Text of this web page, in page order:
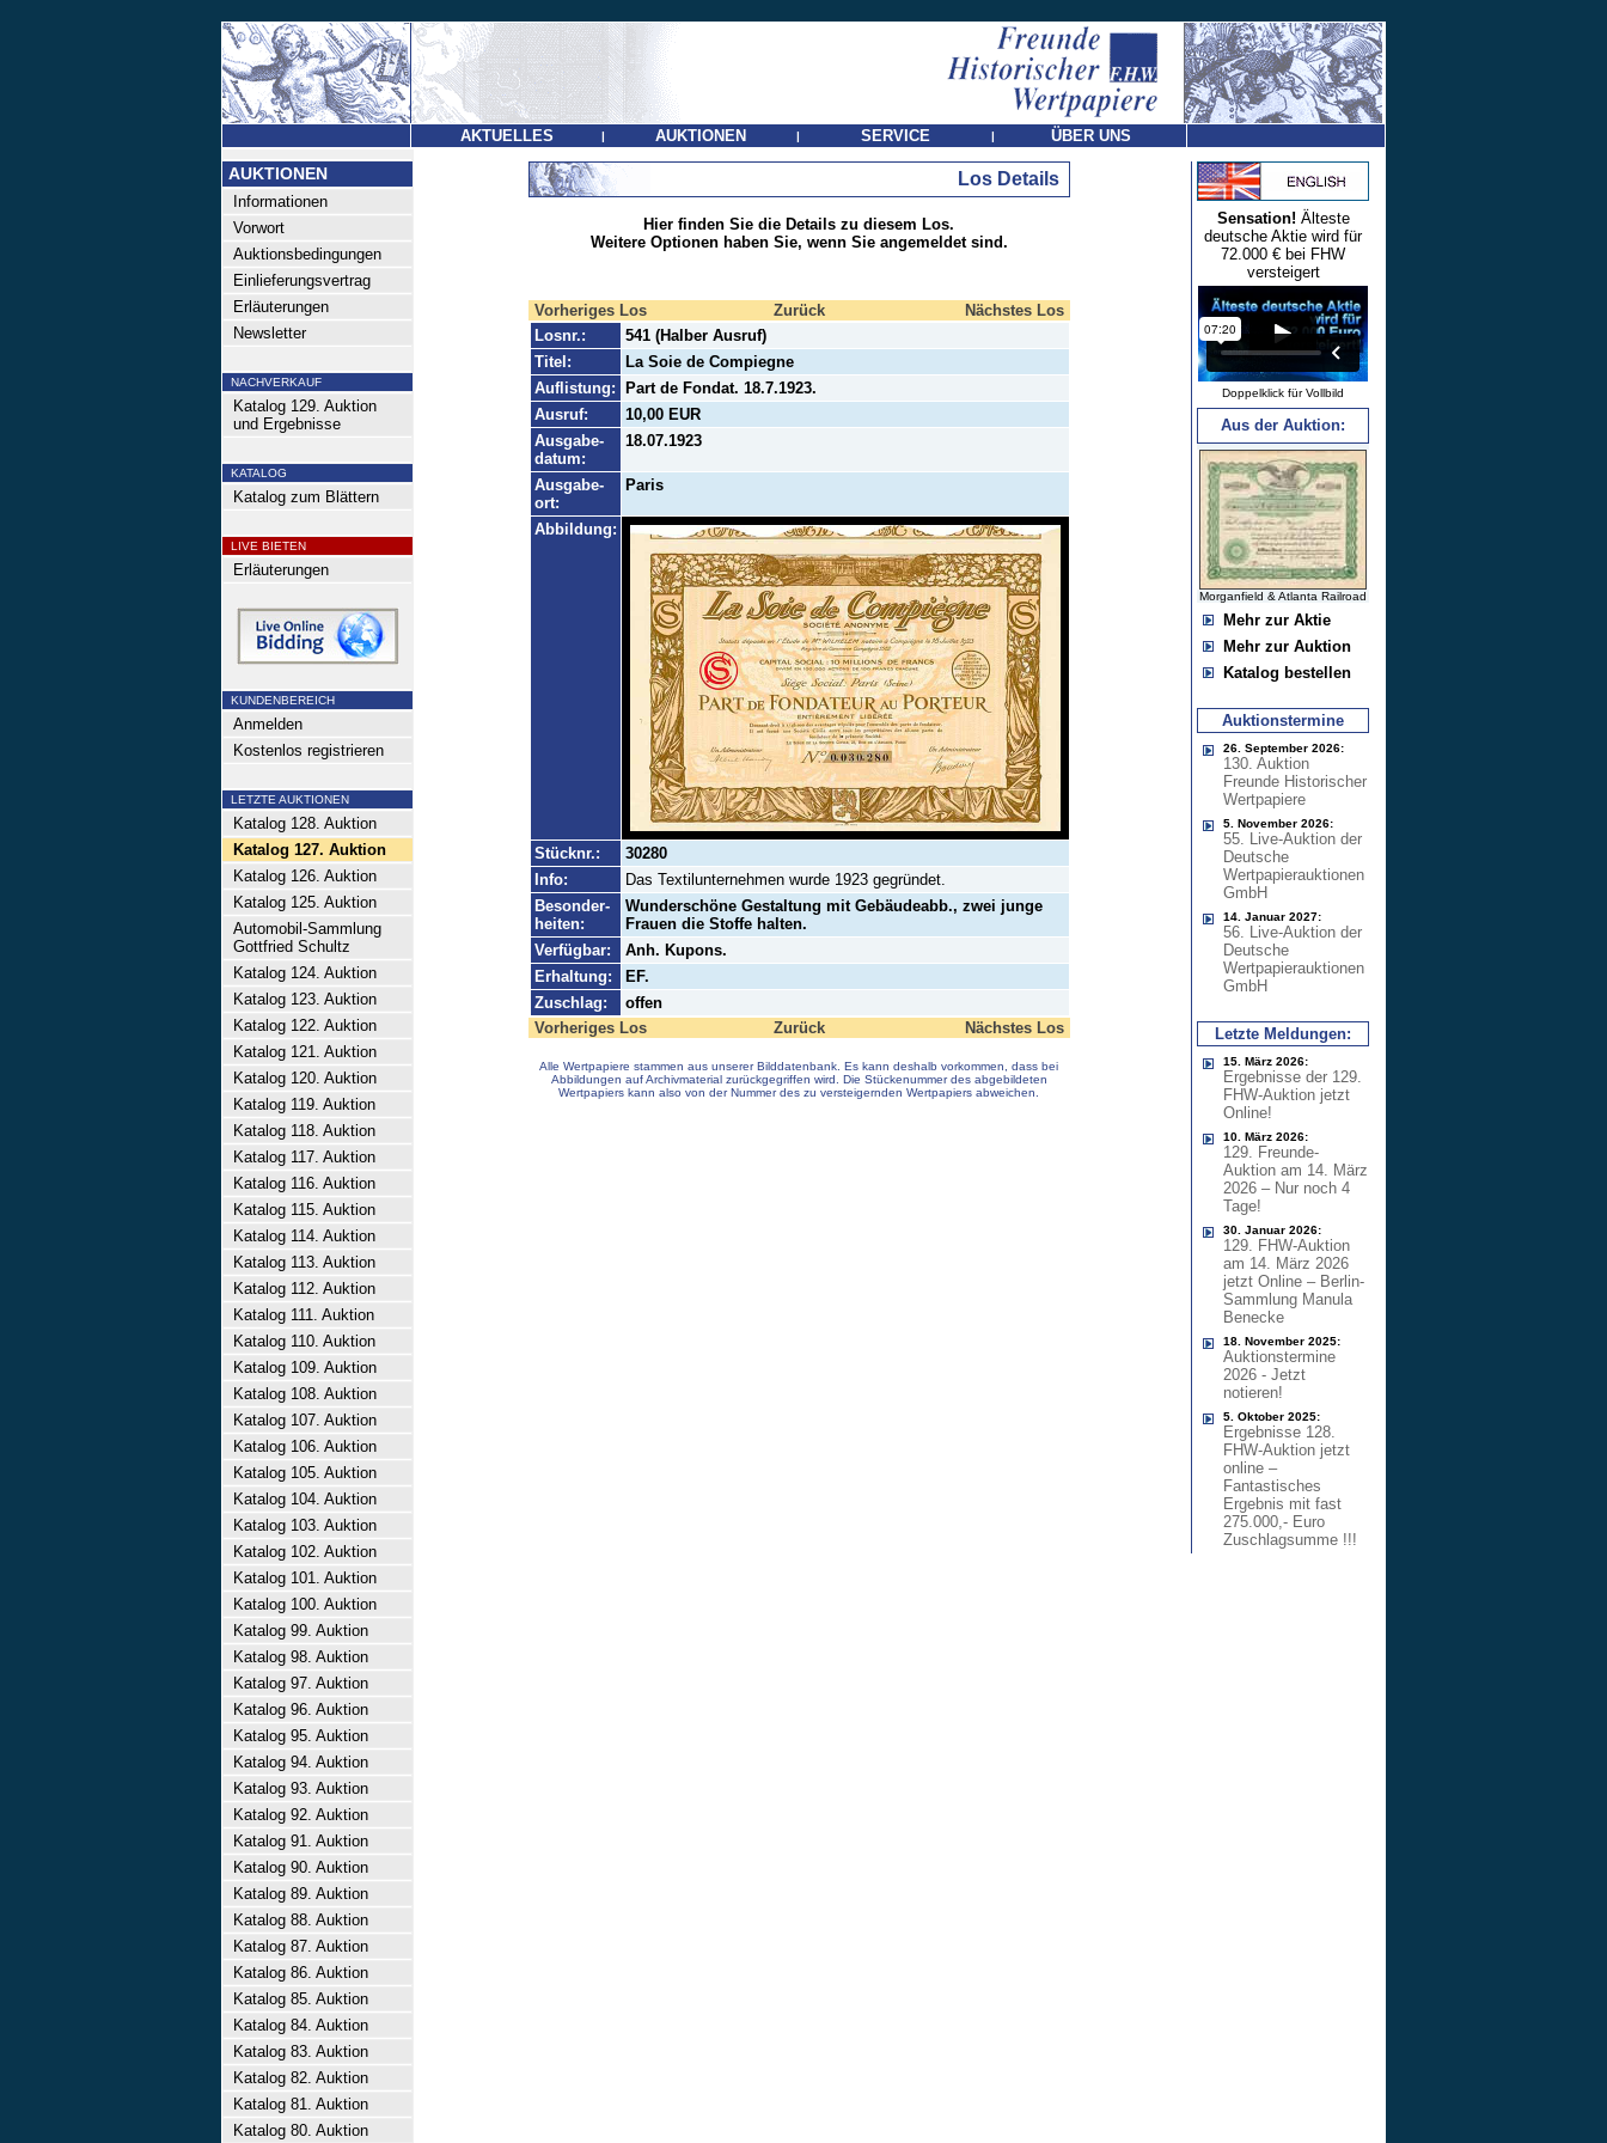
AKTUELLES | AUKTIONEN | SERVICE | ÜBER UNS
AUKTIONEN
Informationen
Vorwort
Auktionsbedingungen
Einlieferungsvertrag
Erläuterungen
Newsletter
NACHVERKAUF
Katalog 129. Auktion
und Ergebnisse
KATALOG
Katalog zum Blättern
LIVE BIETEN
Erläuterungen
KUNDENBEREICH
Anmelden
Kostenlos registrieren
LETZTE AUKTIONEN
Katalog 128. Auktion
Katalog 127. Auktion
Katalog 126. Auktion
Katalog 125. Auktion
Automobil-Sammlung
Gottfried Schultz
Katalog 124. Auktion
Katalog 123. Auktion
Katalog 122. Auktion
Katalog 121. Auktion
Katalog 120. Auktion
Katalog 119. Auktion
Katalog 118. Auktion
Katalog 117. Auktion
Katalog 116. Auktion
Katalog 115. Auktion
Katalog 114. Auktion
Katalog 113. Auktion
Katalog 112. Auktion
Katalog 111. Auktion
Katalog 110. Auktion
Katalog 109. Auktion
Katalog 108. Auktion
Katalog 107. Auktion
Katalog 106. Auktion
Katalog 105. Auktion
Katalog 104. Auktion
Katalog 103. Auktion
Katalog 102. Auktion
Katalog 101. Auktion
Katalog 100. Auktion
Katalog 99. Auktion
Katalog 98. Auktion
Katalog 97. Auktion
Katalog 96. Auktion
Katalog 95. Auktion
Katalog 94. Auktion
Katalog 93. Auktion
Katalog 92. Auktion
Katalog 91. Auktion
Katalog 90. Auktion
Katalog 89. Auktion
Katalog 88. Auktion
Katalog 87. Auktion
Katalog 86. Auktion
Katalog 85. Auktion
Katalog 84. Auktion
Katalog 83. Auktion
Katalog 82. Auktion
Katalog 81. Auktion
Katalog 80. Auktion
Los Details
Hier finden Sie die Details zu diesem Los.
Weitere Optionen haben Sie, wenn Sie angemeldet sind.
Vorheriges Los Zurück
Nächstes Los
Losnr.:
541 (Halber Ausruf)
Titel:
La Soie de Compiegne
Auflistung:
Part de Fondat. 18.7.1923.
Ausruf:
10,00 EUR
Ausgabe-
datum:
18.07.1923
Ausgabe-
ort:
Paris
Abbildung:
Stücknr.:
30280
Info:
Das Textilunternehmen wurde 1923 gegründet.
Besonder-
heiten:
Wunderschöne Gestaltung mit Gebäudeabb., zwei junge
Frauen die Stoffe halten.
Verfügbar:
Anh. Kupons.
Erhaltung:
EF.
Zuschlag:
offen
Vorheriges Los
Zurück Nächstes Los
Alle Wertpapiere stammen aus unserer Bilddatenbank. Es kann deshalb vorkommen, dass bei
Abbildungen auf Archivmaterial zurückgegriffen wird. Die Stückenummer des abgebildeten
Wertpapiers kann also von der Nummer des zu versteigernden Wertpapiers abweichen.
Sensation! Älteste
deutsche Aktie wird für
72.000 € bei FHW
versteigert
Doppelklick für Vollbild
Aus der Auktion:
Morganfield & Atlanta Railroad
Mehr zur Aktie
Mehr zur Auktion
Katalog bestellen
Auktionstermine
26. September 2026:
130. Auktion
Freunde Historischer
Wertpapiere
5. November 2026:
55. Live-Auktion der
Deutsche
Wertpapierauktionen
GmbH
14. Januar 2027:
56. Live-Auktion der
Deutsche
Wertpapierauktionen
GmbH
Letzte Meldungen:
15. März 2026:
Ergebnisse der 129.
FHW-Auktion jetzt
Online!
10. März 2026:
129. Freunde-
Auktion am 14. März
2026 – Nur noch 4
Tage!
30. Januar 2026:
129. FHW-Auktion
am 14. März 2026
jetzt Online – Berlin-
Sammlung Manula
Benecke
18. November 2025:
Auktionstermine
2026 - Jetzt
notieren!
5. Oktober 2025:
Ergebnisse 128.
FHW-Auktion jetzt
online –
Fantastisches
Ergebnis mit fast
275.000,- Euro
Zuschlagsumme !!!